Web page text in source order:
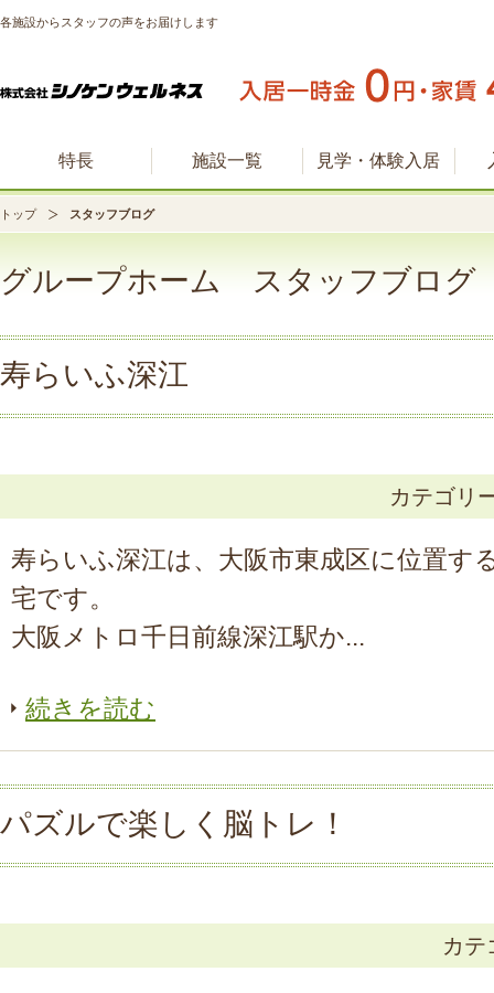
各施設からスタッフの声をお届けします
特長 施設一覧 見学・体験入居
トップ スタッフブログ
グループホーム スタッフブログ
寿らいふ深江
カテゴリ
寿らいふ深江は、大阪市東成区に位置す
宅です。
大阪メトロ千日前線深江駅か...
続きを読む
パズルで楽しく脳トレ！
カ